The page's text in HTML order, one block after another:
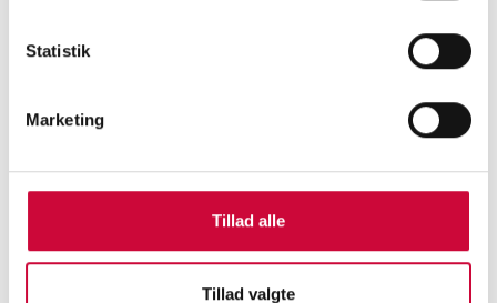
Statistik
Marketing
Tillad alle
Tillad valgte
KONTAKT OS I DAG
vores karosseridele!
KONTAKT